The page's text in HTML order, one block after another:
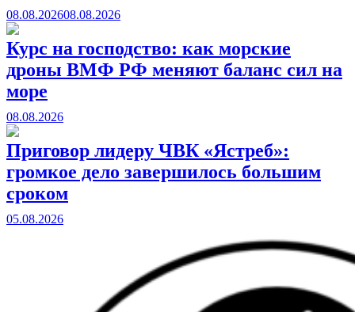
08.08.202608.08.2026
Курс на господство: как морские
дроны ВМФ РФ меняют баланс сил на
море
08.08.2026
Приговор лидеру ЧВК «Ястреб»:
громкое дело завершилось большим
сроком
05.08.2026